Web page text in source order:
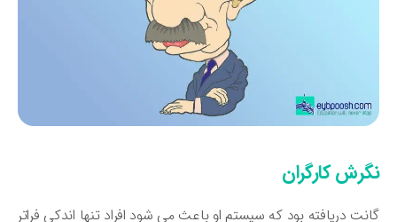
کارگران
دریافته بود که سیستم او باعث می‌ شود افراد تنها اندکی فراتر